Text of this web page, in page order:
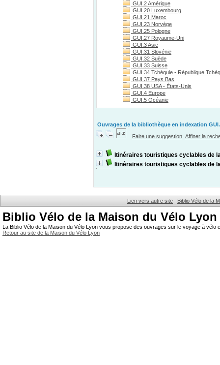
GUI.2 Amérique
GUI.20 Luxembourg
GUI.21 Maroc
GUI.23 Norvège
GUI.25 Pologne
GUI.27 Royaume-Uni
GUI.3 Asie
GUI.31 Slovénie
GUI.32 Suède
GUI.33 Suisse
GUI.34 Tchéquie - République
GUI.37 Pays Bas
GUI.38 USA - États-Unis
GUI.4 Europe
GUI.5 Océanie
Ouvrages de la bibliothèque en indexation
Faire une suggestion Affiner la
Itinéraires touristiques cyclables de
Itinéraires touristiques cyclables de
Lien vers autre site Biblio Vélo de la
Biblio Vélo de la Maison du Vélo Lyon
La Biblio Vélo de la Maison du Vélo Lyon vous propose des ouvrages sur le voyage à
Retour au site de la Maison du Vélo Lyon